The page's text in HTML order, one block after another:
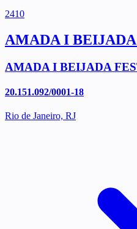
2410
AMADA I
AMADA I BEIJADA
20.151.092/0001-18
Rio de Janeiro, RJ